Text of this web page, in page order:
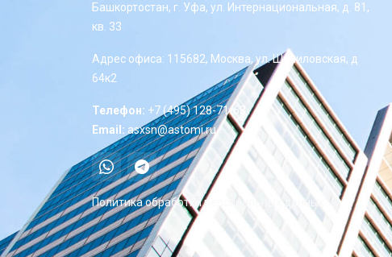
Башкортостан, г. Уфа, ул. Интернациональная, д. 81,
кв. 33
Адрес офиса: 115682, Москва, ул. Шипиловская, д
64к2
Телефон: +7 (495) 128-71-68
Email: asxsn@astomi.ru
Политика обработки персональных данных